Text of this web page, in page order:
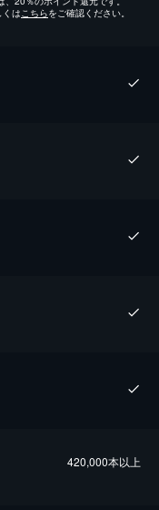
はこちらをご確認ください。
420,000本以上